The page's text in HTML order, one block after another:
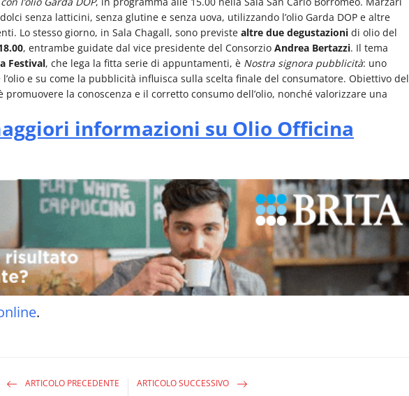
senza latticini, senza glutine e senza uova, utilizzando l’olio Garda DOP e altre
Lo stesso giorno, in Sala Chagall, sono previste altre due degustazioni di olio del
, entrambe guidate dal vice presidente del Consorzio Andrea Bertazzi. Il tema
Festival, che lega la fitta serie di appuntamenti, è Nostra signora pubblicità: uno
e su come la pubblicità influisca sulla scelta finale del consumatore. Obiettivo del
la conoscenza e il corretto consumo dell’olio, nonché valorizzare una
informazioni su Olio Officina
.
ARTICOLO PRECEDENTE ARTICOLO SUCCESSIVO